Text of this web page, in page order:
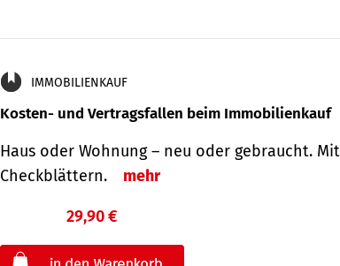
IMMOBILIENKAUF
Kosten- und Vertragsfallen beim Immobilienkauf
Haus oder Wohnung – neu oder gebraucht.
Check­blättern.
mehr
29,90 €